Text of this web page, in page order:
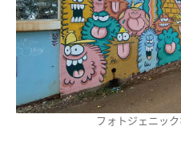
フォトジェニッ